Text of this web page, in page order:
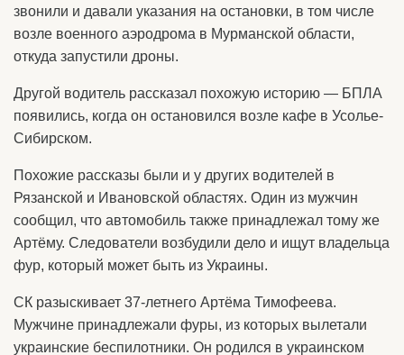
звонили и давали указания на остановки, в том числе
возле военного аэродрома в Мурманской области,
откуда запустили дроны.
Другой водитель рассказал похожую историю — БПЛА
появились, когда он остановился возле кафе в Усолье-
Сибирском.
Похожие рассказы были и у других водителей в
Рязанской и Ивановской областях. Один из мужчин
сообщил, что автомобиль также принадлежал тому же
Артёму. Следователи возбудили дело и ищут владельца
фур, который может быть из Украины.
СК разыскивает 37-летнего Артёма Тимофеева.
Мужчине принадлежали фуры, из которых вылетали
украинские беспилотники. Он родился в украинском